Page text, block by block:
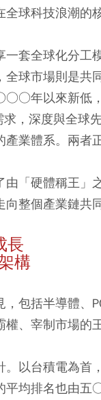
球科技浪潮的核
一套全球化分
球市場則是共
年以來新低
，深度與全球
業體系。兩者
「硬體稱王
整個產業鏈共
長
構
包括半導體、
、宰制市場的王
以台積電為首
平均排名也由